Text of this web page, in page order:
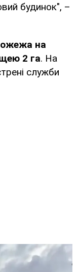
будинок", –
на
2 га. На
служби